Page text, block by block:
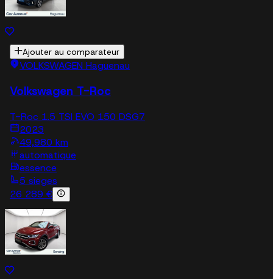
Ajouter au comparateur
VOLKSWAGEN Haguenau
Volkswagen T-Roc
T-Roc 1.5 TSI EVO 150 DSG7
2023
49,980 km
automatique
essence
5 sieges
26 289 €